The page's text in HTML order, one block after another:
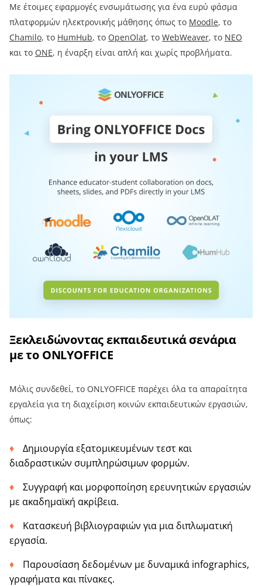
Με έτοιμες εφαρμογές ενσωμάτωσης για ένα ευρύ φάσμα
πλατφορμών ηλεκτρονικής μάθησης όπως το Moodle, το
Chamilo, το HumHub, το OpenOlat, το WebWeaver, το NEO
και το ONE, η έναρξη είναι απλή και χωρίς προβλήματα.
Ξεκλειδώνοντας εκπαιδευτικά σενάρια
με το ONLYOFFICE
Μόλις συνδεθεί, το ONLYOFFICE παρέχει όλα τα απαραίτητα
εργαλεία για τη διαχείριση κοινών εκπαιδευτικών εργασιών,
όπως:
Δημιουργία εξατομικευμένων τεστ και
διαδραστικών συμπληρώσιμων φορμών.
Συγγραφή και μορφοποίηση ερευνητικών εργασιών
με ακαδημαϊκή ακρίβεια.
Κατασκευή βιβλιογραφιών για μια διπλωματική
εργασία.
Παρουσίαση δεδομένων με δυναμικά infographics,
γραφήματα και πίνακες.